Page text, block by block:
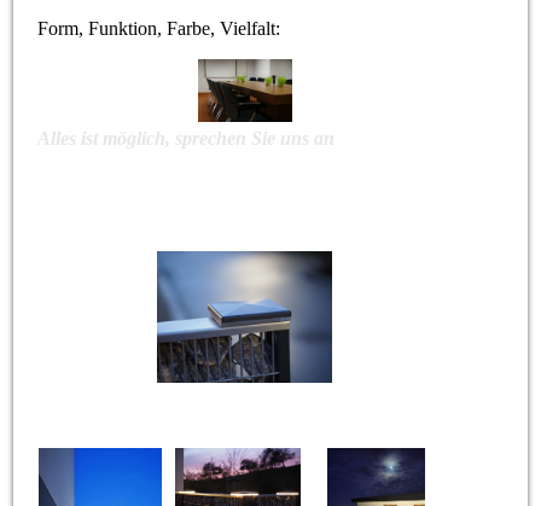
Form, Funktion, Farbe, Vielfalt:
Alles ist möglich, sprechen Sie uns an